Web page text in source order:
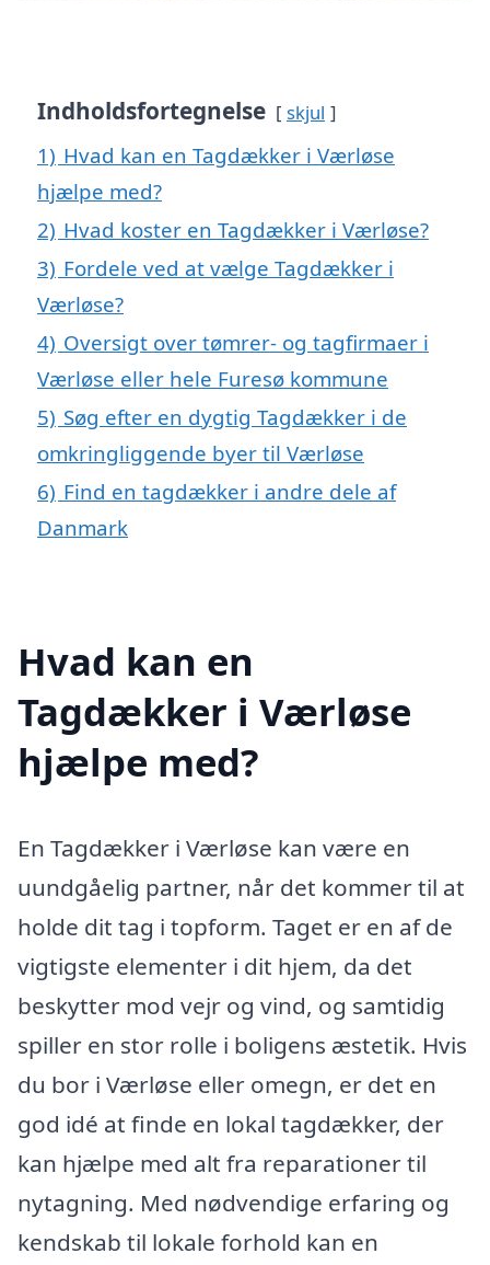
Indholdsfortegnelse skjul
1) Hvad kan en Tagdækker i Værløse
hjælpe med?
2) Hvad koster en Tagdækker i Værløse?
3) Fordele ved at vælge Tagdækker i
Værløse?
4) Oversigt over tømrer- og tagfirmaer i
Værløse eller hele Furesø kommune
5) Søg efter en dygtig Tagdækker i de
omkringliggende byer til Værløse
6) Find en tagdækker i andre dele af
Danmark
Hvad kan en
Tagdækker i Værløse
hjælpe med?
En Tagdækker i Værløse kan være en
uundgåelig partner, når det kommer til at
holde dit tag i topform. Taget er en af de
vigtigste elementer i dit hjem, da det
beskytter mod vejr og vind, og samtidig
spiller en stor rolle i boligens æstetik. Hvis
du bor i Værløse eller omegn, er det en
god idé at finde en lokal tagdækker, der
kan hjælpe med alt fra reparationer til
nytagning. Med nødvendige erfaring og
kendskab til lokale forhold kan en